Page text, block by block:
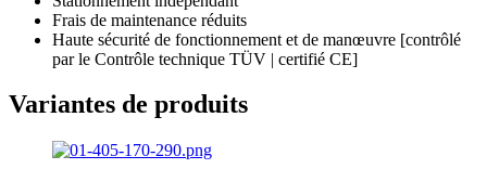
Frais de maintenance réduits
Haute sécurité de fonctionnement et de manœuvre [contrôlé
par le Contrôle technique TÜV | certifié CE]
Variantes de produits